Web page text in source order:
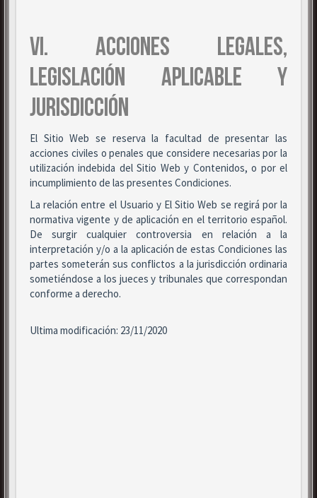
VI. ACCIONES LEGALES,
LEGISLACIÓN APLICABLE Y
JURISDICCIÓN
El Sitio Web se reserva la facultad de presentar las
acciones civiles o penales que considere necesarias por la
utilización indebida del Sitio Web y Contenidos, o por el
incumplimiento de las presentes Condiciones.
La relación entre el Usuario y El Sitio Web se regirá por la
normativa vigente y de aplicación en el territorio español.
De surgir cualquier controversia en relación a la
interpretación y/o a la aplicación de estas Condiciones las
partes someterán sus conflictos a la jurisdicción ordinaria
sometiéndose a los jueces y tribunales que correspondan
conforme a derecho.
Ultima modificación: 23/11/2020